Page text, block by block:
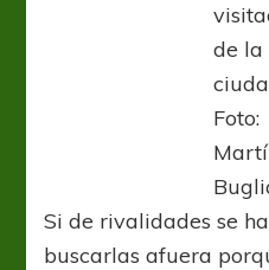
de la
Foto:
Si de rivalidades se
buscarlas afuera